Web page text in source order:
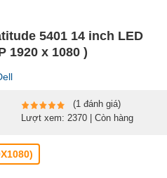
5401 14 inch LED
1920 x 1080 )
(1 đánh giá)
Lượt xem: 2370 | Còn hàng